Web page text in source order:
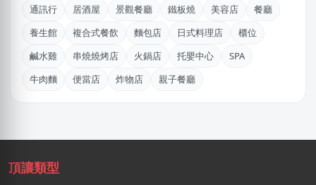
台中市｜預算 10萬元以下
新北市｜預算 10萬~30萬元
何
通訊行
居酒屋 景觀餐廳 鐵板燒 美容店
餐廳
養生館
複合式餐飲 麵包店 日式料理店
櫃位
鹹水雞
串燒燒烤店 火鍋店 托嬰中心
SPA
牛肉麵
便當店 炸物店 親子餐廳
頂讓類型